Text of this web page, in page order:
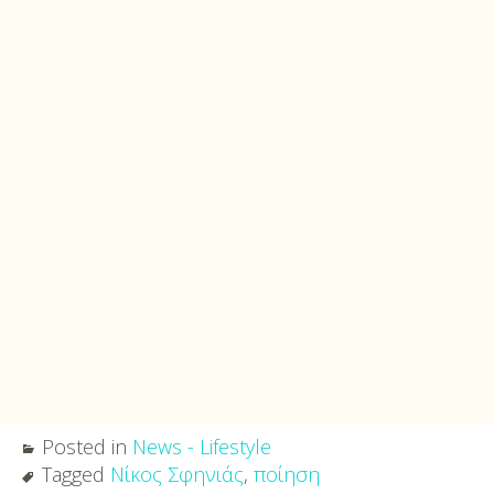
Posted in News - Lifestyle
Tagged Νίκος Σφηνιάς, ποίηση